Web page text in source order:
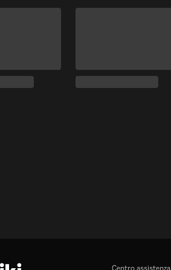
Centro assistenza